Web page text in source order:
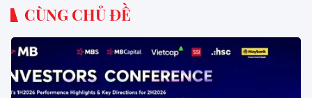
CÙNG CHỦ ĐỀ